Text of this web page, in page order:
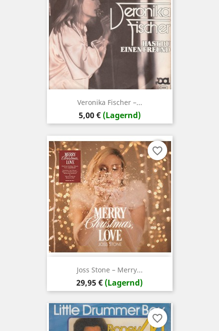
Veronika Fischer –...
Preis
5,00 € (Lagernd)
Joss Stone – Merry...
Preis
29,95 € (Lagernd)
favorite_border
favorite_border